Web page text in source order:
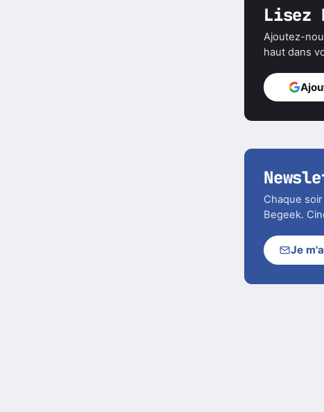
Lisez
Ajoutez-
haut dans
Chaque
Begeek.
Je